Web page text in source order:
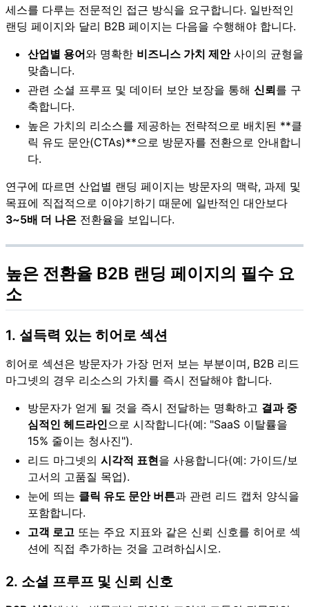
세스를 다루는 전문적인 접근 방식을 요구합니다. 일반적인
랜딩 페이지와 달리 B2B 페이지는 다음을 수행해야 합니다.
산업별 용어와 명확한 비즈니스 가치 제안사이의 균형을
맞춥니다.
관련 소셜 프루프 및 데이터 보안 보장을 통해 신뢰를 구
축합니다.
높은 가치의 리소스를 제공하는 전략적으로 배치된 **클
릭 유도 문안(CTAs)**으로 방문자를 전환으로 안내합니
다.
연구에 따르면 산업별 랜딩 페이지는 방문자의 맥락, 과제 및
목표에 직접적으로 이야기하기 때문에 일반적인 대안보다
3~5배 더 나은 전환율을 보입니다.
높은 전환율 B2B 랜딩 페이지의 필수 요
소
1. 설득력 있는 히어로 섹션
히어로 섹션은 방문자가 가장 먼저 보는 부분이며, B2B 리드
마그넷의 경우 리소스의 가치를 즉시 전달해야 합니다.
방문자가 얻게 될 것을 즉시 전달하는 명확하고 결과 중
심적인 헤드라인으로 시작합니다(예: "SaaS 이탈률을
15% 줄이는 청사진").
리드 마그넷의 시각적 표현을 사용합니다(예: 가이드/보
고서의 고품질 목업).
눈에 띄는 클릭 유도 문안 버튼과 관련 리드 캡처 양식을
포함합니다.
고객 로고 또는 주요 지표와 같은 신뢰 신호를 히어로 섹
션에 직접 추가하는 것을 고려하십시오.
2. 소셜 프루프 및 신뢰 신호